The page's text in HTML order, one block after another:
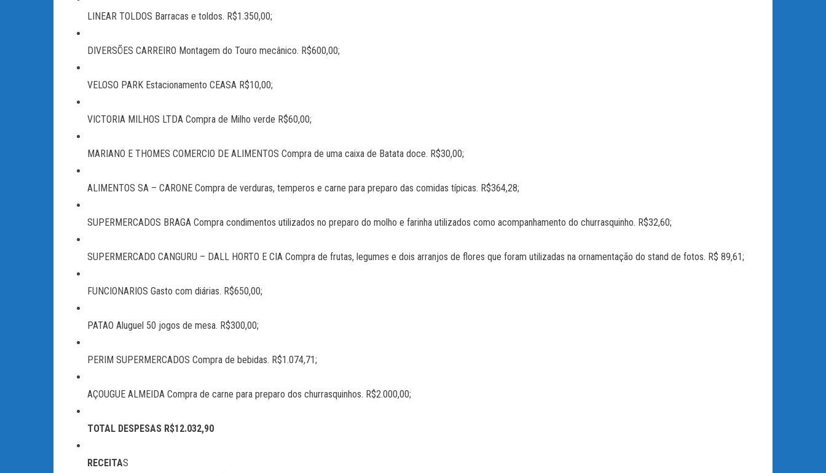
LINEAR TOLDOS Barracas e toldos. R$1.350,00;
DIVERSÕES CARREIRO Montagem do Touro mecânico. R$600,00;
VELOSO PARK Estacionamento CEASA R$10,00;
VICTORIA MILHOS LTDA Compra de Milho verde R$60,00;
MARIANO E THOMES COMERCIO DE ALIMENTOS Compra de uma caixa de Batata doce. R$30,00;
ALIMENTOS SA – CARONE Compra de verduras, temperos e carne para preparo das comidas típicas. R$364,28;
SUPERMERCADOS BRAGA Compra condimentos utilizados no preparo do molho e farinha utilizados como acompanhamento do churrasquinho. R$32,60;
SUPERMERCADO CANGURU – DALL HORTO E CIA Compra de frutas, legumes e dois arranjos de flores que foram utilizadas na ornamentação do stand de fotos. R$ 89,61;
FUNCIONARIOS Gasto com diárias. R$650,00;
PATAO Aluguel 50 jogos de mesa. R$300,00;
PERIM SUPERMERCADOS Compra de bebidas. R$1.074,71;
AÇOUGUE ALMEIDA Compra de carne para preparo dos churrasquinhos. R$2.000,00;
TOTAL DESPESAS R$12.032,90
RECEITAS